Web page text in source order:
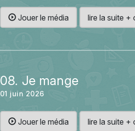
Jouer le média lire la suite +
08. Je mange
01 juin 2026
Jouer le média lire la suite +